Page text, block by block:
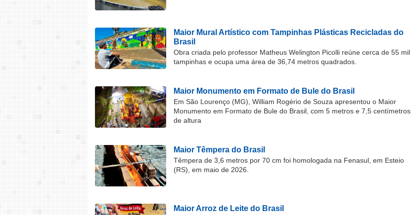
Maior Mural Artístico com Tampinhas Plásticas Recicladas do
Brasil
Obra criada pelo professor Matheus Welington Picolli reúne cerca de 55 mil
tampinhas e ocupa uma área de 36,74 metros quadrados.
Maior Monumento em Formato de Bule do Brasil
Em São Lourenço (MG), William Rogério de Souza apresentou o Maior
Monumento em Formato de Bule do Brasil, com 5 metros e 7,5 centímetros
de altura
Maior Têmpera do Brasil
Têmpera de 3,6 metros por 70 cm foi homologada na Fenasul, em Esteio
(RS), em maio de 2026.
Maior Arroz de Leite do Brasil